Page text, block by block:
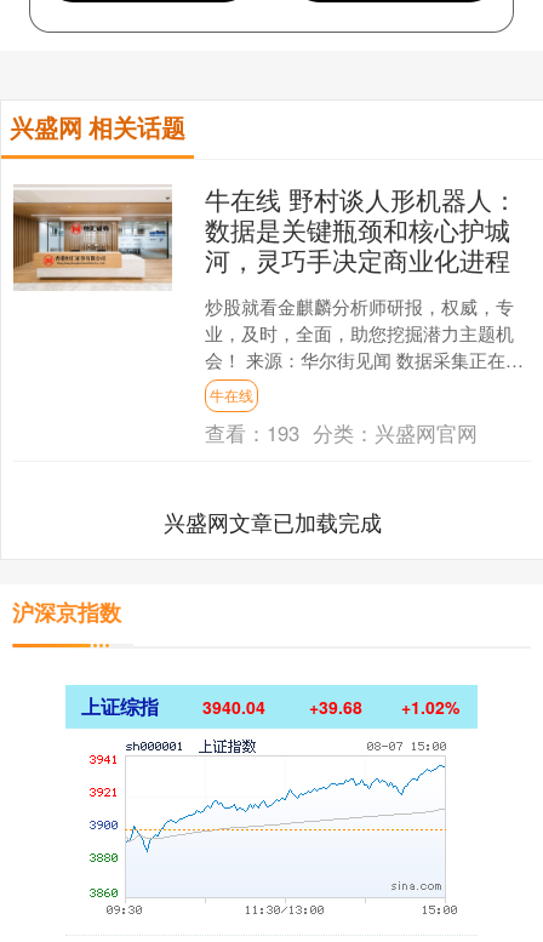
兴盛网 相关话题
牛在线 野村谈人形机器人：
数据是关键瓶颈和核心护城
河，灵巧手决定商业化进程
炒股就看金麒麟分析师研报，权威，专
业，及时，全面，助您挖掘潜力主题机
会！ 来源：华尔街见闻 数据采集正在取
代硬件成为人形机器人产业化的核心制
约，而灵巧手的技术成....
牛在线
查看： 193 分类： 兴盛网官网
兴盛网文章已加载完成
沪深京指数
上证综指 3940.04 +39.68 +1.02%